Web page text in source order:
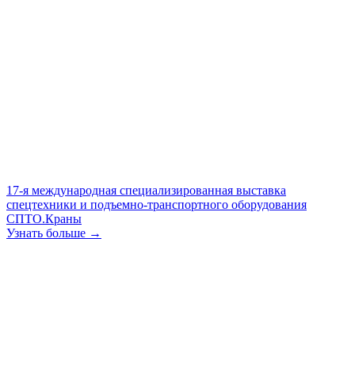
17-я международная специализированная выставка
спецтехники и подъемно-транспортного оборудования
СПТО.Краны
Узнать больше →